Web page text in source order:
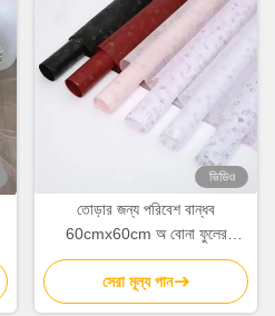
ভিডিও
তোড়ার জন্য পরিবেশ বান্ধব
60cmx60cm অ বোনা ফুলের
মোড়ানো কাগজের শীট
সেরা মূল্য পান